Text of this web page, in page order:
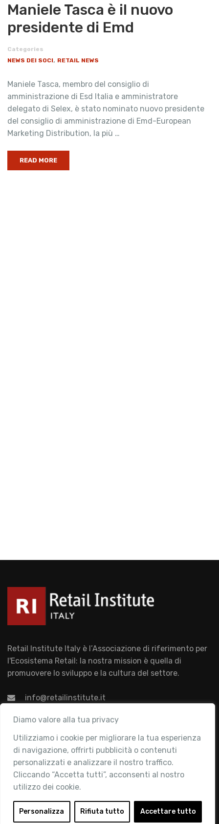
Diamo valore alla tua privacy
Utilizziamo i cookie per migliorare la tua esperienza
di navigazione, offrirti pubblicità o contenuti
personalizzati e analizzare il nostro traffico.
Cliccando “Accetta tutti”, acconsenti al nostro
utilizzo dei cookie.
Personalizza Rifiuta tutto Accettare tutto
Maniele Tasca è il nuovo
presidente di Emd
Categories
NEWS DEI SOCI, RETAIL NEWS
Maniele Tasca, membro del consiglio di
amministrazione di Esd Italia e amministratore
delegato di Selex, è stato nominato nuovo presidente
del consiglio di amministrazione di Emd-European
Marketing Distribution, la più …
READ MORE
Retail Institute Italy è l’Associazione di riferimento per
l'Ecosistema Retail: la nostra mission è quella di
promuovere lo sviluppo e la cultura del settore.
info@retailinstitute.it
Associazione
Chi siamo
Attività
Contatti
Area Riservata
Login